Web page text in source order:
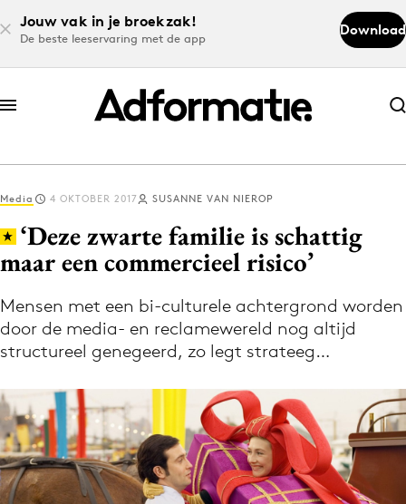
Jouw vak in je broekzak!
De beste leeservaring met de app
Download
Abonneer nu
Abonneer nu
Log in
Volg het laatste nieuws via de Adformatie
Nieuws app
Menu
Media 4 OKTOBER 2017 SUSANNE VAN NIEROP
‘Deze zwarte familie is schattig
maar een commercieel risico’
Mensen met een bi-culturele achtergrond worden
door de media- en reclamewereld nog altijd
structureel genegeerd, zo legt strateeg…